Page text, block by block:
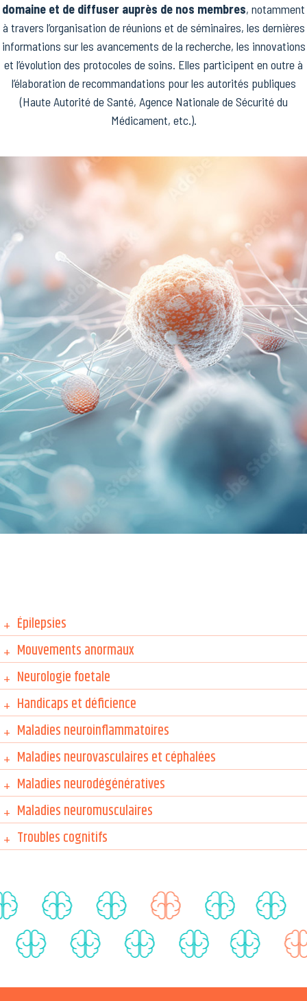
domaine et de diffuser auprès de nos membres, notamment
à travers l’organisation de réunions et de séminaires, les dernières
informations sur les avancements de la recherche, les innovations
et l’évolution des protocoles de soins. Elles participent en outre à
l’élaboration de recommandations pour les autorités publiques
(Haute Autorité de Santé, Agence Nationale de Sécurité du
Médicament, etc.).
MIEUX NOUS CONNAÎTRE
+ Épilepsies
+ Mouvements anormaux
+ Neurologie foetale
+ Handicaps et déficience
+ Maladies neuroinflammatoires
+ Maladies neurovasculaires et céphalées
+ Maladies neurodégénératives
+ Maladies neuromusculaires
+ Troubles cognitifs